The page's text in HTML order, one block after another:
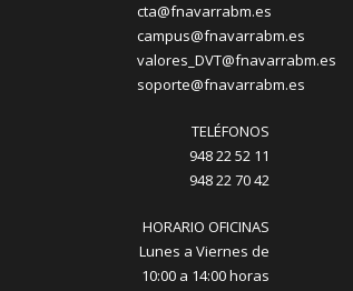
cta@fnavarrabm.es
campus@fnavarrabm.es
valores_DVT@fnavarrabm.es
soporte@fnavarrabm.es
TELÉFONOS
948 22 52 11
948 22 70 42
HORARIO OFICINAS
Lunes a Viernes de
10:00 a 14:00 horas